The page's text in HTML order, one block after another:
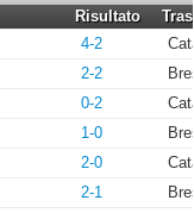
Risultato
4-2
2-2
0-2
1-0
2-0
2-1